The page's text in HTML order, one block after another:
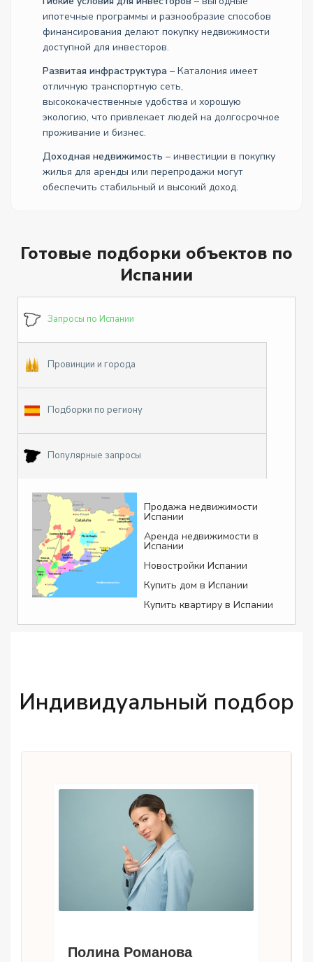
ипотечные программы и разнообразие способов
финансирования делают покупку недвижимости
доступной для инвесторов.
Развитая инфраструктура – Каталония имеет
отличную транспортную сеть,
высококачественные удобства и хорошую
экологию, что привлекает людей на долгосрочное
проживание и бизнес.
Доходная недвижимость – инвестиции в покупку
жилья для аренды или перепродажи могут
обеспечить стабильный и высокий доход.
Готовые подборки объектов по
Испании
Запросы по Испании
Провинции и города
Подборки по региону
Популярные запросы
Продажа недвижимости
Испании
Аренда недвижимости в
Испании
Новостройки Испании
Купить дом в Испании
Купить квартиру в Испании
Индивидуальный подбор
Полина Романова